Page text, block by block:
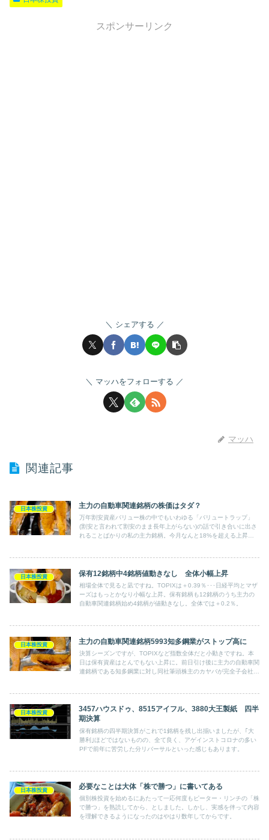
スポンサーリンク
シェアする
マッハをフォローする
マッハ
関連記事
日本株投資 主力の自動車関連銘柄の株価はタダ？
万年割安資産バリュー株の中でもいわゆる「バリュートラップ」
(割安と言われて割安のまま長年上がらない)の話で引き合いに出さ
れることばかりの私の主力銘柄。今月なんと18%を超える上昇
日本株投資 保有12銘柄中4銘柄値動きなし 全体小幅上昇
相場全体で見ると凪ですね。TOPIXは＋0.39％･･･日経平均とマザ
ーズはもっとかなり小幅な上昇。保有銘柄も12銘柄のうち主力の
自動車関連銘柄始め4銘柄が値動きなし。全体では＋0.2％。
日本株投資 主力の自動車関連銘柄5993知多鋼業がストップ高に
決算シーズンですが、TOPIXなど指数全体だと小動きですね。本
日は保有資産はとんでもない上昇に。前日引け後に主力の自動車関
連銘柄である知多鋼業に対し同社筆頭株主のカヤバが完全子会社化
日本株投資
3457ハウスドゥ、8515アイフル、3880大王製紙 四半
期決算
保有銘柄の四半期決算がこれで1銘柄を残し出揃いましたが、｢大
勝利｣ほどではないものの、全て良く、アゲインストコロナの多い
PFで前年に苦労した分リバーサルといった感じもあります。
日本株投資 必要なことは大体「株で勝つ」に書いてある
個別株投資を始めるにあたって一応何度もピーター・リンチの「株
で勝つ」を熟読してから、としました。しかし、実感を伴って内容
を理解できるようになったのはやはり数年してからです。